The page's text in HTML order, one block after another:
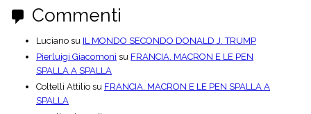
Commenti
Luciano su IL MONDO SECONDO DONALD J. TRUMP
Pierluigi Giacomoni su FRANCIA. MACRON E LE PEN
SPALLA A SPALLA
Coltelli Attilio su FRANCIA. MACRON E LE PEN SPALLA A
SPALLA